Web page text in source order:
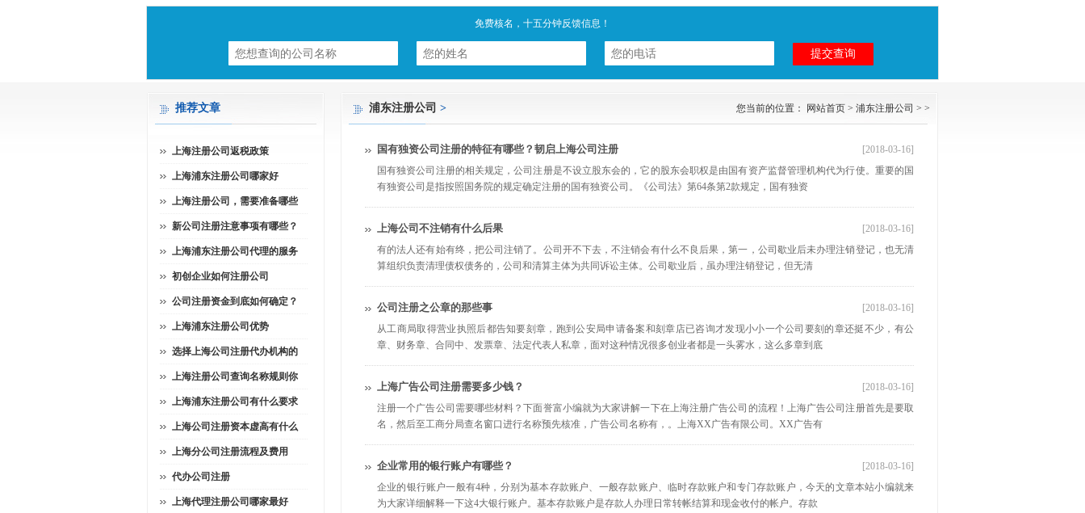
免费核名，十五分钟反馈信息！
浦东注册公司 > 您当前的位置： 网站首页 > 浦东注册公司 > >
国有独资公司注册的特征有哪些？韧启上海公司注册
[2018-03-16]
国有独资公司注册的相关规定，公司注册是不设立股东会的，它的股东会职权是由国有资产监督管理机构代为行使。重要的国
有独资公司是指按照国务院的规定确定注册的国有独资公司。《公司法》第64条第2款规定，国有独资
上海公司不注销有什么后果
[2018-03-16]
有的法人还有始有终，把公司注销了。公司开不下去，不注销会有什么不良后果，第一，公司歇业后未办理注销登记，也无清
算组织负责清理债权债务的，公司和清算主体为共同诉讼主体。公司歇业后，虽办理注销登记，但无清
公司注册之公章的那些事
[2018-03-16]
从工商局取得营业执照后都告知要刻章，跑到公安局申请备案和刻章店已咨询才发现小小一个公司要刻的章还挺不少，有公
章、财务章、合同中、发票章、法定代表人私章，面对这种情况很多创业者都是一头雾水，这么多章到底
上海广告公司注册需要多少钱？
[2018-03-16]
注册一个广告公司需要哪些材料？下面誉富小编就为大家讲解一下在上海注册广告公司的流程！上海广告公司注册首先是要取
名，然后至工商分局查名窗口进行名称预先核准，广告公司名称有，。上海XX广告有限公司。XX广告有
企业常用的银行账户有哪些？
[2018-03-16]
企业的银行账户一般有4种，分别为基本存款账户、一般存款账户、临时存款账户和专门存款账户，今天的文章本站小编就来
为大家详细解释一下这4大银行账户。基本存款账户是存款人办理日常转帐结算和现金收付的帐户。存款
推荐文章
上海注册公司返税政策
上海浦东注册公司哪家好
上海注册公司，需要准备哪些
新公司注册注意事项有哪些？
上海浦东注册公司代理的服务
初创企业如何注册公司
公司注册资金到底如何确定？
上海浦东注册公司优势
选择上海公司注册代办机构的
上海注册公司查询名称规则你
上海浦东注册公司有什么要求
上海公司注册资本虚高有什么
上海分公司注册流程及费用
代办公司注册
上海代理注册公司哪家最好